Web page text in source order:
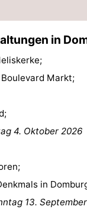
in
Markt;
Sonntag 4. Oktober 2026
in
13.